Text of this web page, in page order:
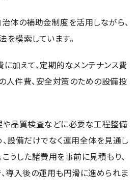
体の補助金制度を活用しながら、
模索しています。
加えて、定期的なメンテナンス費
人件費、安全対策のための設備投
や品質検査などに必要な工程整備
設備だけでなく運用全体を見通し
うした諸費用を事前に見積もり、
導入後の運用も円滑に進められま